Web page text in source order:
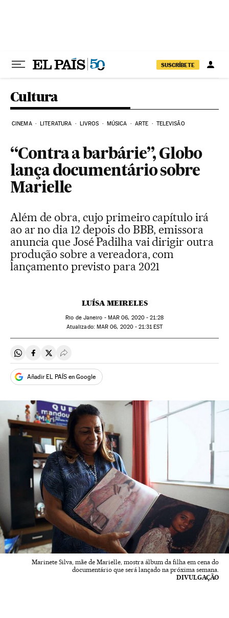
SUSCRÍBETE
Cultura
CINEMA LITERATURA LIVROS MÚSICA ARTE TELEVISÃO
“Contra a barbárie”, Globo
lança documentário sobre
Marielle
Além de obra, cujo primeiro capítulo irá
ao ar no dia 12 depois do BBB, emissora
anuncia que José Padilha vai dirigir outra
produção sobre a vereadora, com
lançamento previsto para 2021
LUÍSA MEIRELES
Rio de Janeiro - MAR 06, 2020 - 21:28
atualizado: MAR 06, 2020 - 21:31EST
Compartir en Whatsapp
Compartir en Facebook
Compartir en Twitter
Desplegar Redes Sociales
Añadir EL PAÍS en Google
Marinete Silva, mãe de Marielle, mostra álbum da filha em cena do
documentário que será lançado na próxima semana.
DIVULGAÇÃO